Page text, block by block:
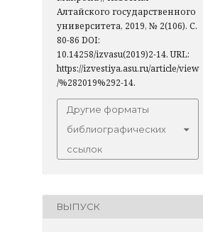
Алтайского государственного
университета, 2019, № 2(106). С.
80-86 DOI:
10.14258/izvasu(2019)2-14. URL:
https://izvestiya.asu.ru/article/view
/%282019%292-14.
Другие форматы
библиографических
ссылок
ВЫПУСК